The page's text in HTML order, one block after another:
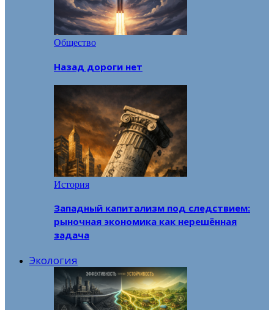
Общество
Назад дороги нет
История
Западный капитализм под следствием:
рыночная экономика как нерешённая
задача
Экология